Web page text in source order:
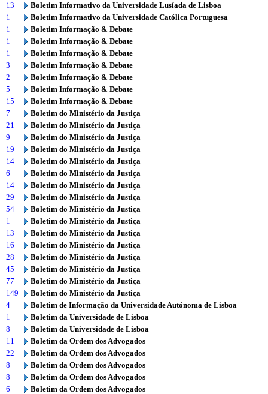
13
Boletim Informativo da Universidade Lusíada de Lisboa
1
Boletim Informativo da Universidade Católica Portuguesa
1
Boletim Informação & Debate
1
Boletim Informação & Debate
1
Boletim Informação & Debate
3
Boletim Informação & Debate
2
Boletim Informação & Debate
5
Boletim Informação & Debate
15
Boletim Informação & Debate
7
Boletim do Ministério da Justiça
21
Boletim do Ministério da Justiça
9
Boletim do Ministério da Justiça
19
Boletim do Ministério da Justiça
14
Boletim do Ministério da Justiça
6
Boletim do Ministério da Justiça
14
Boletim do Ministério da Justiça
29
Boletim do Ministério da Justiça
54
Boletim do Ministério da Justiça
1
Boletim do Ministério da Justiça
13
Boletim do Ministério da Justiça
16
Boletim do Ministério da Justiça
28
Boletim do Ministério da Justiça
45
Boletim do Ministério da Justiça
77
Boletim do Ministério da Justiça
149
Boletim do Ministério da Justiça
4
Boletim de Informação da Universidade Autónoma de Lisboa
1
Boletim da Universidade de Lisboa
8
Boletim da Universidade de Lisboa
11
Boletim da Ordem dos Advogados
22
Boletim da Ordem dos Advogados
8
Boletim da Ordem dos Advogados
8
Boletim da Ordem dos Advogados
6
Boletim da Ordem dos Advogados